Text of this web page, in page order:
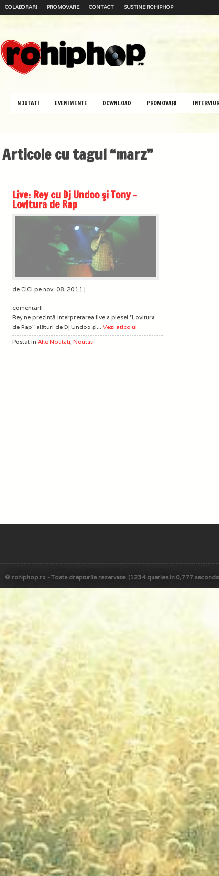
COLABORARI PROMOVARE CONTACT SUSTINE ROHIPHOP
NOUTATI EVENIMENTE DOWNLOAD PROMOVARI
Articole cu tagul “marz”
Live: Rey cu Dj Undoo şi Tony –
Lovitura de Rap
de CiCi pe nov. 08, 2011 |
comentarii
Rey ne prezintă interpretarea live a piesei "Lovitura
de Rap" alături de Dj Undoo şi... Vezi aticolul
Postat in Alte Noutati, Noutati
© rohiphop.ro - Toate drepturile rezervate. [1234 queries in 0,777